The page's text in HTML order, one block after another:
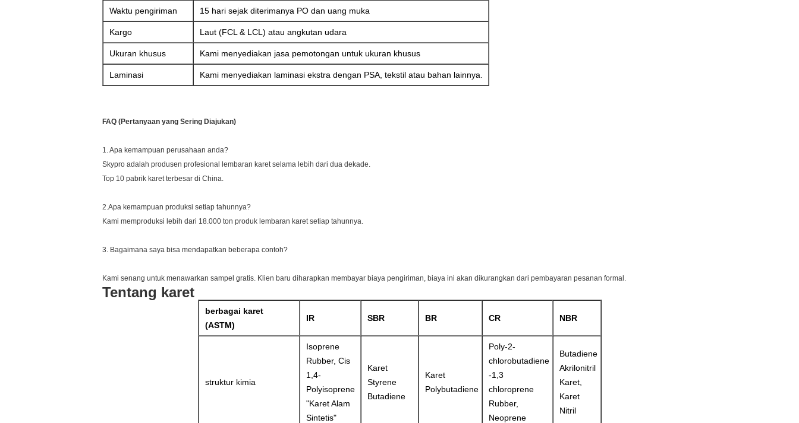
Waktu pengiriman 15 hari sejak diterimanya PO dan uang muka
Kargo Laut (FCL & LCL) atau angkutan udara
Ukuran khusus Kami menyediakan jasa pemotongan untuk ukuran khusus
Laminasi Kami menyediakan laminasi ekstra dengan PSA, tekstil atau bahan lainnya.
FAQ (Pertanyaan yang Sering Diajukan)
1. Apa kemampuan perusahaan anda?
Skypro adalah produsen profesional lembaran karet selama lebih dari dua dekade.
Top 10 pabrik karet terbesar di China.
2.Apa kemampuan produksi setiap tahunnya?
Kami memproduksi lebih dari 18.000 ton produk lembaran karet setiap tahunnya.
3. Bagaimana saya bisa mendapatkan beberapa contoh?
Kami senang untuk menawarkan sampel gratis. Klien baru diharapkan membayar biaya pengiriman, biaya ini akan dikurangkan dari pembayaran pesanan formal.
Tentang karet
berbagai karet
(ASTM)
IR SBR BR CR NBR
struktur kimia
Isoprene
Rubber, Cis
1,4-
Polyisoprene
"Karet Alam
Sintetis"
Karet
Styrene
Butadiene
Karet
Polybutadiene
Poly-2-
chlorobutadiene
-1,3
chloroprene
Rubber,
Neoprene
Butadiene
Akrilonitril
Karet,
Karet
Nitril